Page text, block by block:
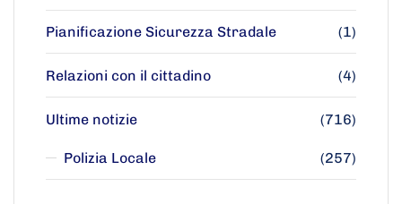
Pianificazione Sicurezza Stradale (1)
Relazioni con il cittadino (4)
Ultime notizie (716)
Polizia Locale (257)